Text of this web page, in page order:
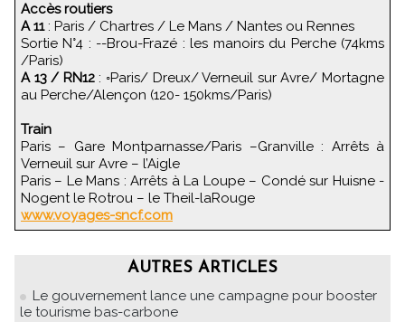
Accès routiers
A 11: Paris / Chartres / Le Mans / Nantes ou Rennes
Sortie N°4 : --Brou-Frazé : les manoirs du Perche (74kms
/Paris)
A 13 / RN12: ◦Paris/ Dreux/ Verneuil sur Avre/ Mortagne
au Perche/Alençon (120- 150kms/Paris)
Train
Paris – Gare Montparnasse/Paris –Granville : Arrêts à
Verneuil sur Avre – l’Aigle
Paris – Le Mans : Arrêts à La Loupe – Condé sur Huisne -
Nogent le Rotrou – le Theil-laRouge
www.voyages-sncf.com
AUTRES ARTICLES
Le gouvernement lance une campagne pour booster
le tourisme bas-carbone